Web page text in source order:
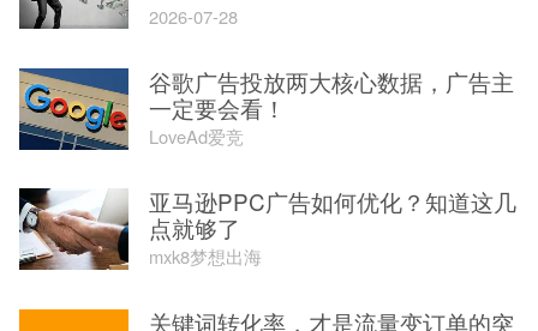
2026-07-28
谷歌广告投放两大核心数据，广告主
一定要会看！
LoveAd爱竞
亚马逊PPC广告如何优化？知道这几
点就够了
mxk8梦想出海
关键词转化率，才是流量变订单的突